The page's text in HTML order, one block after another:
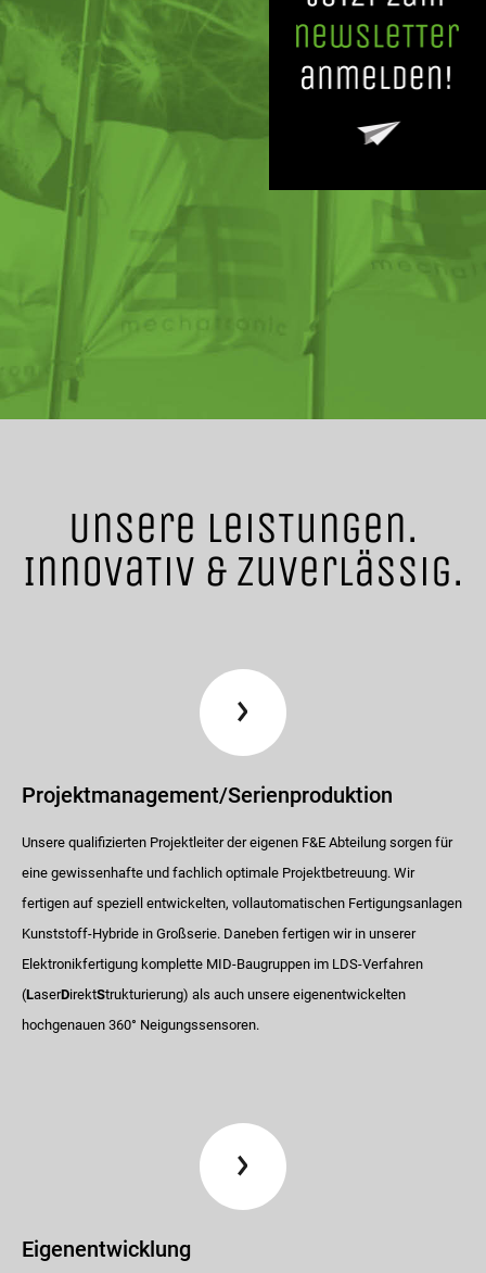
Unsere LeisTungen.
InnovaTiv & Zuverlässig.
Projektmanagement/Serienproduktion
Unsere qualifizierten Projektleiter der eigenen F&E Abteilung sorgen für
eine gewissenhafte und fachlich optimale Projektbetreuung. Wir
fertigen auf speziell entwickelten, vollautomatischen Fertigungsanlagen
Kunststoff-Hybride in Großserie. Daneben fertigen wir in unserer
Elektronikfertigung komplette MID-Baugruppen im LDS-Verfahren
(LaserDirektStrukturierung) als auch unsere eigenentwickelten
hochgenauen 360° Neigungssensoren.
Eigenentwicklung